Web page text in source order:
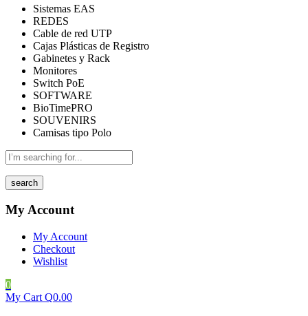
Sistemas EAS
REDES
Cable de red UTP
Cajas Plásticas de Registro
Gabinetes y Rack
Monitores
Switch PoE
SOFTWARE
BioTimePRO
SOUVENIRS
Camisas tipo Polo
search
My Account
My Account
Checkout
Wishlist
0
My Cart Q0.00